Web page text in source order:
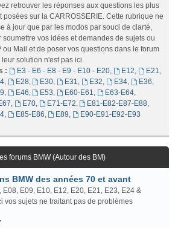
retrouver les réponses aux questions les plus
posées sur la CARROSSERIE. Cette rubrique ne
à jour que par les modos par souci de clarté,
soumettre vos idées et demandes de sujets ou
ou Mail et de poser vos questions dans le forum
solution n'est pas ici.
:
E3 - E6 - E8 - E9 - E10 - E20, E12, E21,
, E28, E30, E31, E32, E34, E36,
, E46, E53, E60-E61, E63-E64,
, E70, E71-E72, E81-E82-E87-E88,
, E85-E86, E89,
E90-E91-E92-E93
forums BMW (Autour des BM)
BMW des années 70 et avant
E08, E09, E10, E12, E20, E21, E23, E24 &
vos sujets ne traitant pas de problèmes